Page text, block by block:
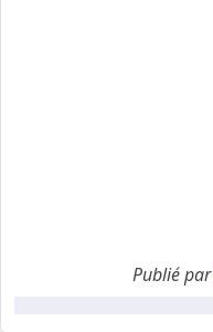
Publié par